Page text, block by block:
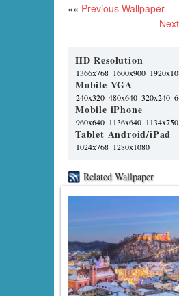
«« Previous Wallpaper
HD Resolution
1366x768 1600x900
Mobile VGA
240x320 480x640 320x240
Mobile iPhone
960x640 1136x640 1134x750
Tablet Android/iPad
1024x768 1280x1080
Related Wallpaper